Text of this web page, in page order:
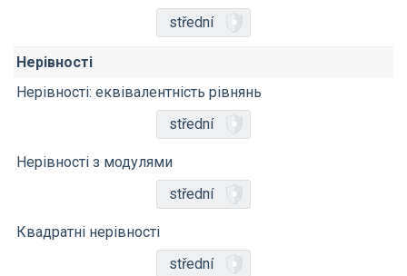
střední
Нерівності
Нерівності: еквівалентність рівнянь
střední
Нерівності з модулями
střední
Квадратні нерівності
střední